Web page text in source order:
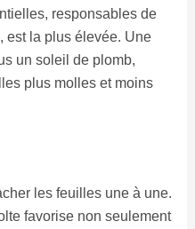
responsables de
est la plus élevée. Une
un soleil de plomb,
plus molles et moins
les feuilles une à une.
favorise non seulement